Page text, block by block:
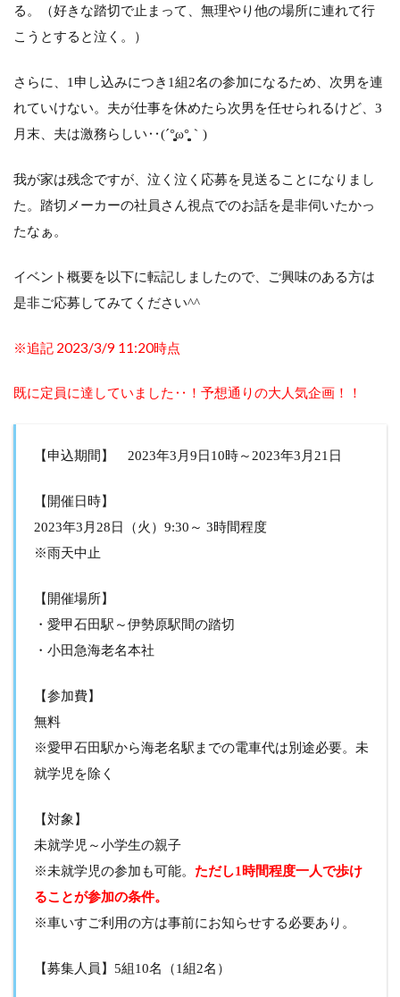
る。（好きな踏切で止まって、無理やり他の場所に連れて行
こうとすると泣く。）
さらに、1申し込みにつき1組2名の参加になるため、次男を連
れていけない。 夫が仕事を休めたら次男を任せられるけど、 3
月末、夫は激務らしい‥(⁠´⁠°̥̥̥̥̥̥̥̥⁠ω⁠°̥̥̥̥̥̥̥̥⁠｀⁠)
我が家は残念ですが、泣く泣く応募を見送ることになりまし
た。踏切メーカーの社員さん視点でのお話を是非伺いたかっ
たなぁ。
イベント概要を以下に転記しましたので、ご興味のある方は
是非ご応募してみてください^^
※追記 2023/3/9 11:20時点
既に定員に達していました‥！予想通りの大人気企画！！
【申込期間】 2023年3月9日10時～2023年3月21日
【開催日時】
2023年3月28日（火）9:30～ 3時間程度
※雨天中止
【開催場所】
・愛甲石田駅～伊勢原駅間の踏切
・小田急海老名本社
【参加費】
無料
※愛甲石田駅から海老名駅までの電車代は別途必要。未
就学児を除く
【対象】
未就学児～小学生の親子
※未就学児の参加も可能。 ただし1時間程度一人で歩け
ることが参加の条件。
※車いすご利用の方は事前にお知らせする必要あり。
【募集人員】5組10名（1組2名）